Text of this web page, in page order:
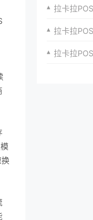
拉卡拉POS机申
拉卡拉POS机
拉卡拉POS机申